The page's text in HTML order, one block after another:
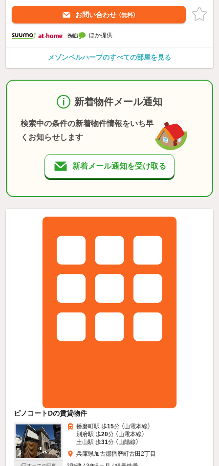
お問い合わせ （無料）
ほか提供
メゾンベルハープのすべての部屋を見る
新着物件メール通知
検索中の条件の新着物件情報をいち早
くお知らせします
新着メール通知を受け取る
ピノコートDの賃貸物件
播磨町駅 歩15分 （山電本線）
別府駅 歩20分 （山電本線）
土山駅 歩31分 （山陽線）
兵庫県加古郡播磨町古田2丁目